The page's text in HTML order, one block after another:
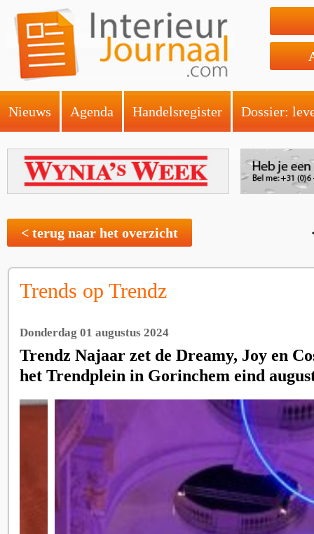
Nieuws Agenda Handelsregister Dossier:
< terug naar het overzicht
Trends op Trendz
Donderdag 01 augustus 2024
Trendz Najaar zet de Dreamy, Joy en
het Trendplein in Gorinchem eind